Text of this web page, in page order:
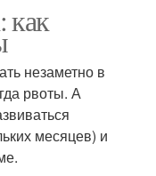
как
незаметно в
рвоты. А
месяцев) и